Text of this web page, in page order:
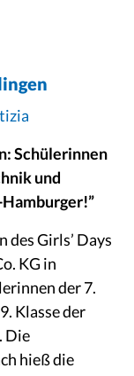
Schülerinnen
und
Girls’ Days
KG in
der 7.
9. Klasse der
Die
hieß die